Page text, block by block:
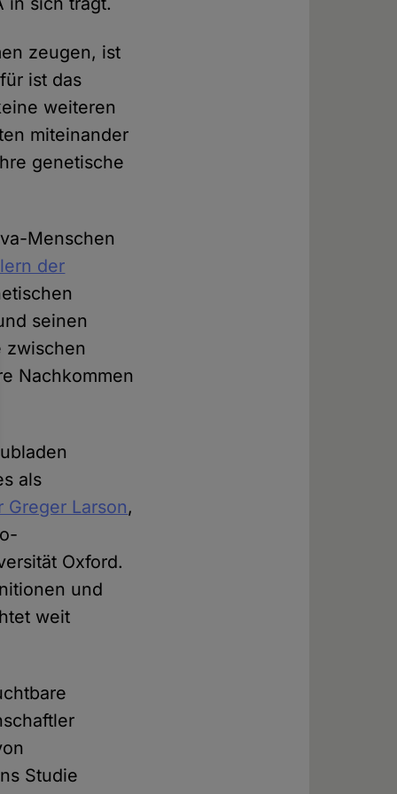
zeugen, ist
ist das
weiteren
miteinander
genetische
Menschen
der
seinen
zwischen
Nachkommen
als
Greger Larson,
Oxford.
und
weit
Studie